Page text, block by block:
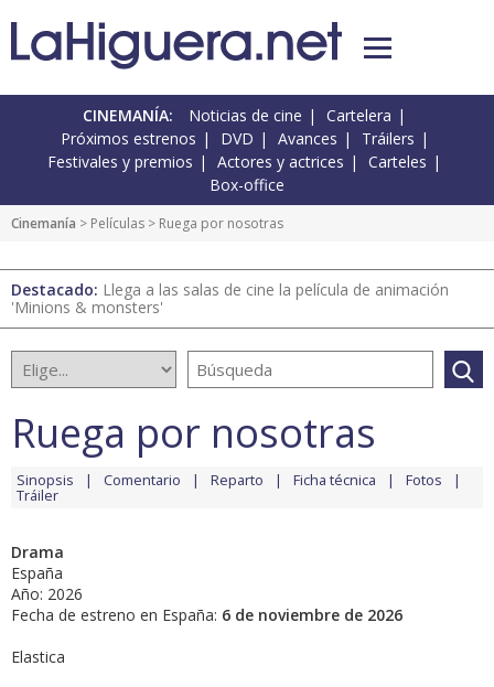
CINEMANÍA: Noticias de cine
Cartelera
Próximos estrenos
DVD Avances
Tráilers
Festivales y premios
Actores y actrices
Carteles
Box-office
Cinemanía > Películas > Ruega por nosotras
Destacado: Llega a las salas de cine la película de animación
'Minions & monsters'
Ruega por nosotras
Sinopsis Comentario Reparto Ficha técnica Fotos
Tráiler
Drama
España
Año: 2026
Fecha de estreno en España: 6 de noviembre de 2026
Elastica